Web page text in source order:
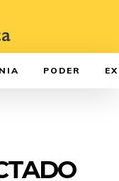
PODER